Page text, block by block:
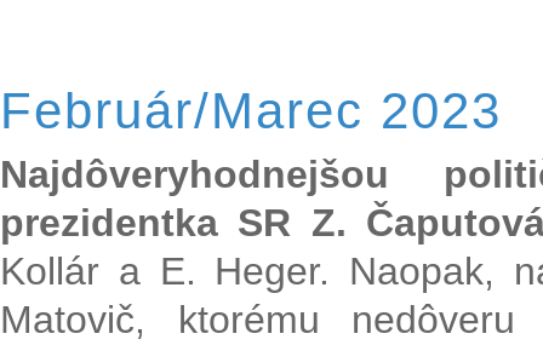
Február/Marec 2023
Najdôveryhodnejšou
prezidentka SR Z.
Kollár a E. Heger. Naopak,
Matovič, ktorému